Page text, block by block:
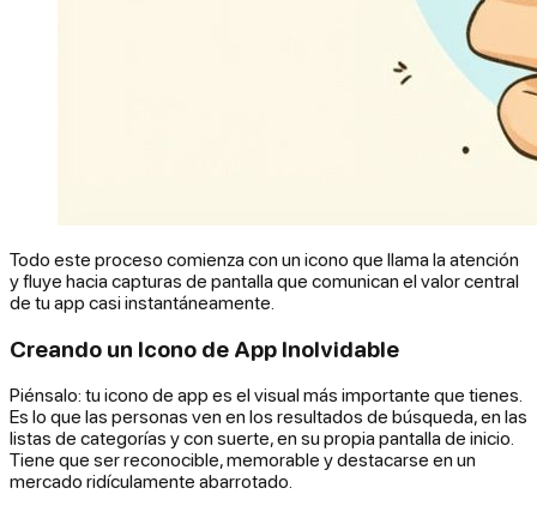
Todo este proceso comienza con un icono que llama la atención
y fluye hacia capturas de pantalla que comunican el valor central
de tu app casi instantáneamente.
Creando un Icono de App Inolvidable
Piénsalo: tu icono de app es el visual más importante que tienes.
Es lo que las personas ven en los resultados de búsqueda, en las
listas de categorías y con suerte, en su propia pantalla de inicio.
Tiene que ser reconocible, memorable y destacarse en un
mercado ridículamente abarrotado.